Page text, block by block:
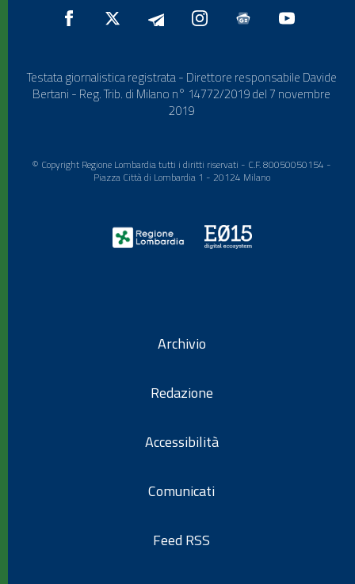
Testata giornalistica registrata - Direttore responsabile Davide
Bertani - Reg. Trib. di Milano n° 14772/2019 del 7 novembre
2019
© Copyright Regione Lombardia tutti i diritti riservati - C.F. 80050050154 -
Piazza Città di Lombardia 1 - 20124 Milano
Archivio
Redazione
Accessibilità
Comunicati
Feed RSS